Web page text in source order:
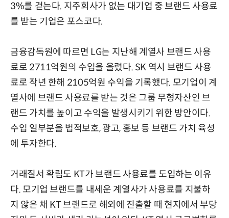
3%를 걷는다. 지주회사가 없는 대기업 중 브랜드 사용료
를 받는 기업은 포스코다.
금융감독원에 따르면 LG는 지난해 계열사 브랜드 사용
료로 2711억원의 수입을 올렸다. SK 역시 브랜드 사용
료로 작년 한해 2105억원 수익을 기록했다. 모기업이 계
열사에 브랜드 사용료를 받는 것은 그룹 무형자산인 브
랜드 가치를 높이고 수익을 발생시키기 위한 방안이다.
수입 일부분을 법적보호, 광고, 홍보 등 브랜드 가치 육성
에 투자한다.
거래질서 확립도 KT가 브랜드 사용료를 도입하는 이유
다. 모기업 브랜드를 내세운 계열사가 사용료를 지불하
지 않은 채 KT 브랜드로 해외에 진출할 때 현지에서 부당